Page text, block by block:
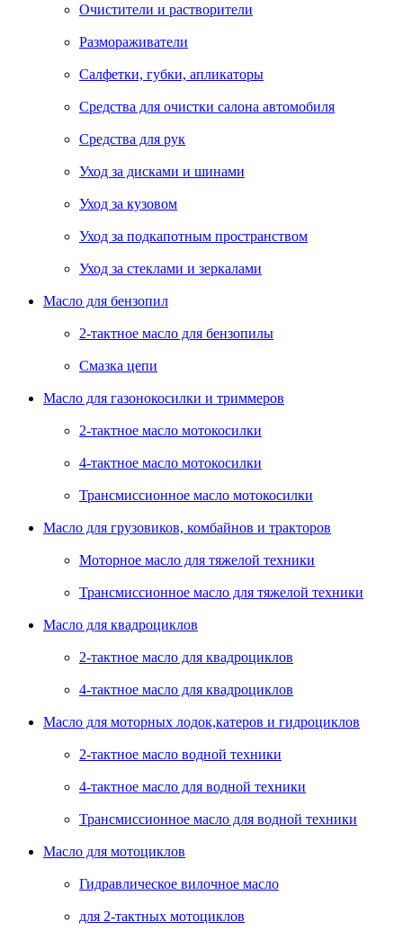
Очистители и растворители
Размораживатели
Салфетки, губки, апликаторы
Средства для очистки салона автомобиля
Средства для рук
Уход за дисками и шинами
Уход за кузовом
Уход за подкапотным пространством
Уход за стеклами и зеркалами
Масло для бензопил
2-тактное масло для бензопилы
Cмазка цепи
Масло для газонокосилки и триммеров
2-тактное масло мотокосилки
4-тактное масло мотокосилки
Трансмиссионное масло мотокосилки
Масло для грузовиков, комбайнов и тракторов
Моторное масло для тяжелой техники
Трансмиссионное масло для тяжелой техники
Масло для квадроциклов
2-тактное масло для квадроциклов
4-тактное масло для квадроциклов
Масло для моторных лодок,катеров и гидроциклов
2-тактное масло водной техники
4-тактное масло для водной техники
Трансмиссионное масло для водной техники
Масло для мотоциклов
Гидравлическое вилочное масло
для 2-тактных мотоциклов